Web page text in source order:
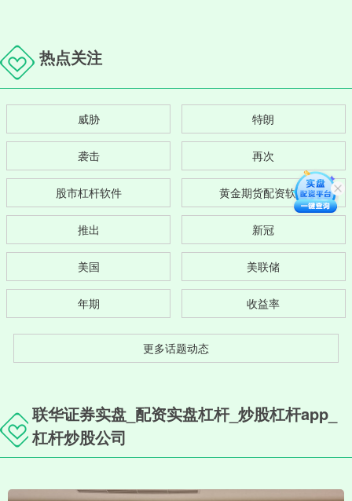
热点关注
威胁 特朗
袭击 再次
股市杠杆软件 黄金期货配资软件
推出 新冠
美国 美联储
年期 收益率
更多话题动态
联华证券实盘_配资实盘杠杆_炒股杠杆app_
杠杆炒股公司